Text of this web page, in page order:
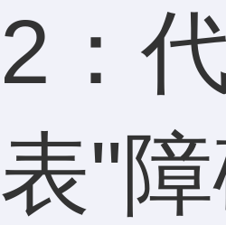
2：
表"